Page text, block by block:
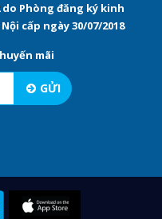
do Phòng đăng ký kinh
cấp ngày 30/07/2018
mãi
GỬI